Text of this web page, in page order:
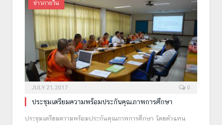
ข่าวภายใน
JULY 21, 2017 0
ประชุมเตรียมความพร้อมประกันคุณภาพการศึกษา
ประชุมเตรียมความพร้อมประกันคุณภาพการศึกษา โดยตัวแทน